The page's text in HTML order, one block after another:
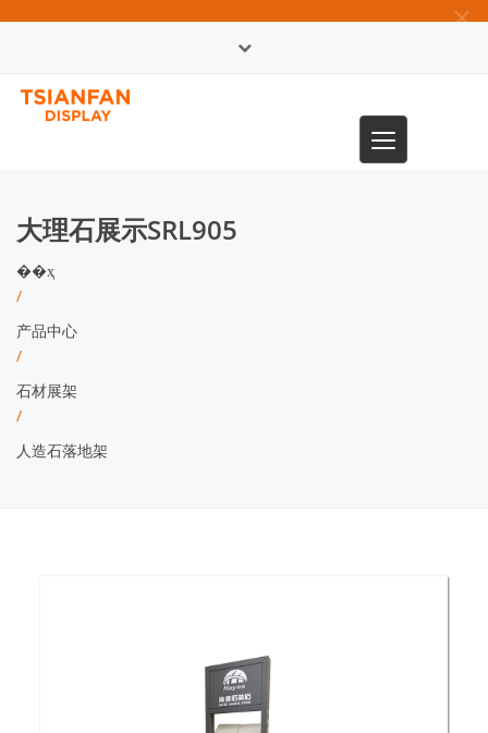
×
Toggle
navigation
大理石展示SRL905
��ҳ
/
产品中心
/
石材展架
/
人造石落地架